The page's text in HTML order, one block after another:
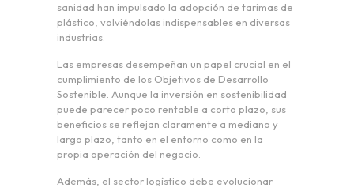
sanidad han impulsado la adopción de tarimas de
plástico, volviéndolas indispensables en diversas
industrias.
Las empresas desempeñan un papel crucial en el
cumplimiento de los Objetivos de Desarrollo
Sostenible. Aunque la inversión en sostenibilidad
puede parecer poco rentable a corto plazo, sus
beneficios se reflejan claramente a mediano y
largo plazo, tanto en el entorno como en la
propia operación del negocio.
Además, el sector logístico debe evolucionar